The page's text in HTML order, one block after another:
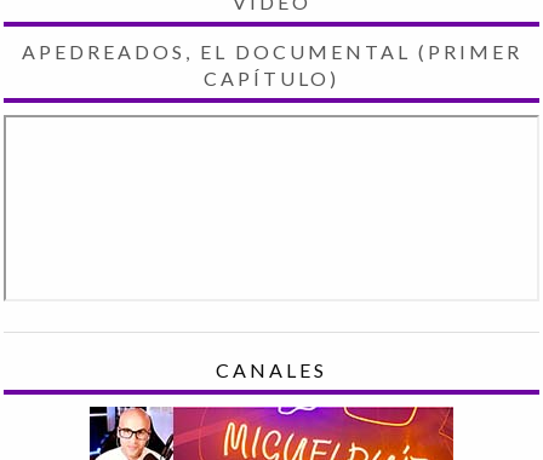
APEDREADOS, EL DOCUMENTAL (PRIMER
CAPÍTULO)
CANALES